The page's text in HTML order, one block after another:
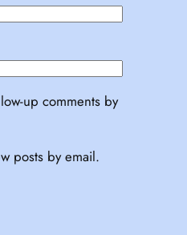
up comments by
posts by email.